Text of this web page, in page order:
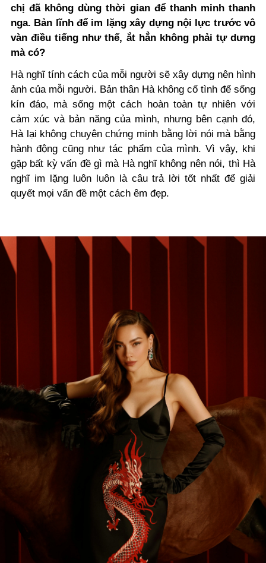
chị đã không dùng thời gian để thanh minh thanh
nga. Bản lĩnh để im lặng xây dựng nội lực trước vô
vàn điều tiếng như thế, ắt hẳn không phải tự dưng
mà có?
Hà nghĩ tính cách của mỗi người sẽ xây dựng nên hình
ảnh của mỗi người. Bản thân Hà không cố tình để sống
kín đáo, mà sống một cách hoàn toàn tự nhiên với
cảm xúc và bản năng của mình, nhưng bên cạnh đó,
Hà lại không chuyên chứng minh bằng lời nói mà bằng
hành động cũng như tác phẩm của mình. Vì vậy, khi
gặp bất kỳ vấn đề gì mà Hà nghĩ không nên nói, thì Hà
nghĩ im lặng luôn luôn là câu trả lời tốt nhất để giải
quyết mọi vấn đề một cách êm đẹp.